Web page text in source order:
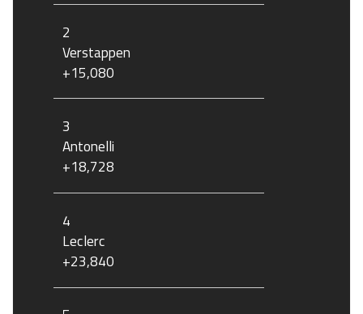
2
Verstappen
+15,080
3
Antonelli
+18,728
4
Leclerc
+23,840